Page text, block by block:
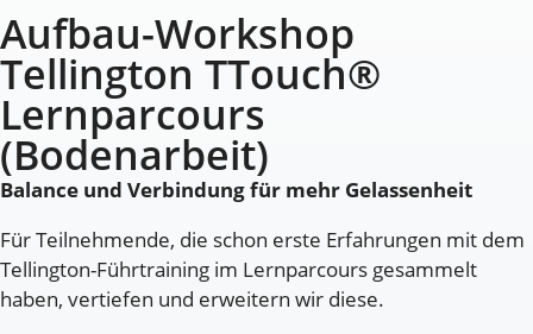
Aufbau-Workshop
Tellington TTouch®
Lernparcours
(Bodenarbeit)
Balance und Verbindung für mehr Gelassenheit
Für Teilnehmende, die schon erste Erfahrungen mit dem
Tellington-Führtraining im Lernparcours gesammelt
haben, vertiefen und erweitern wir diese.